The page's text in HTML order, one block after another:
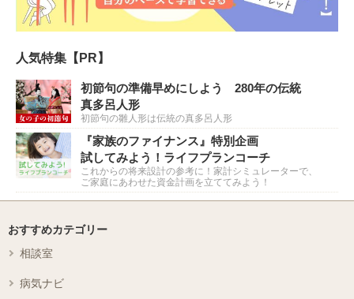
人気特集【PR】
初節句の準備早めにしよう 280年の伝統
真多呂人形
初節句の雛人形は伝統の真多呂人形
『家族のファイナンス』特別企画
試してみよう！ライフプランコーチ
これからの将来設計の参考に！家計シミュレーターで、
ご家庭にあわせた資金計画を立ててみよう！
おすすめカテゴリー
相談室
病気ナビ